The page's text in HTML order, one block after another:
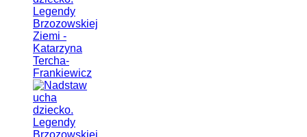
Legendy
Brzozowskiej
Ziemi -
Katarzyna
Tercha-
Frankiewicz